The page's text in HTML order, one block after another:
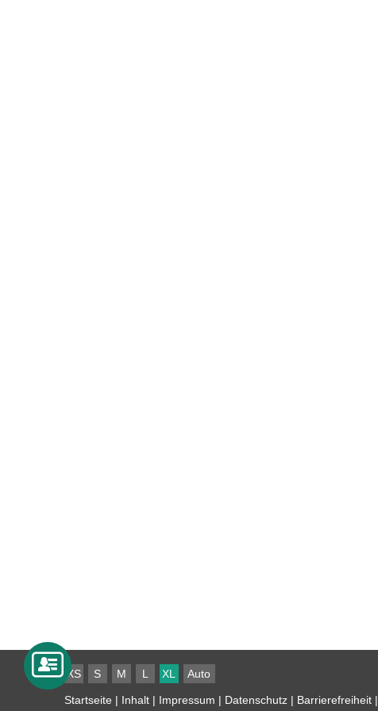
XS S M L XL Auto
Startseite | Inhalt| Impressum | Datenschutz| Barrierefreiheit|